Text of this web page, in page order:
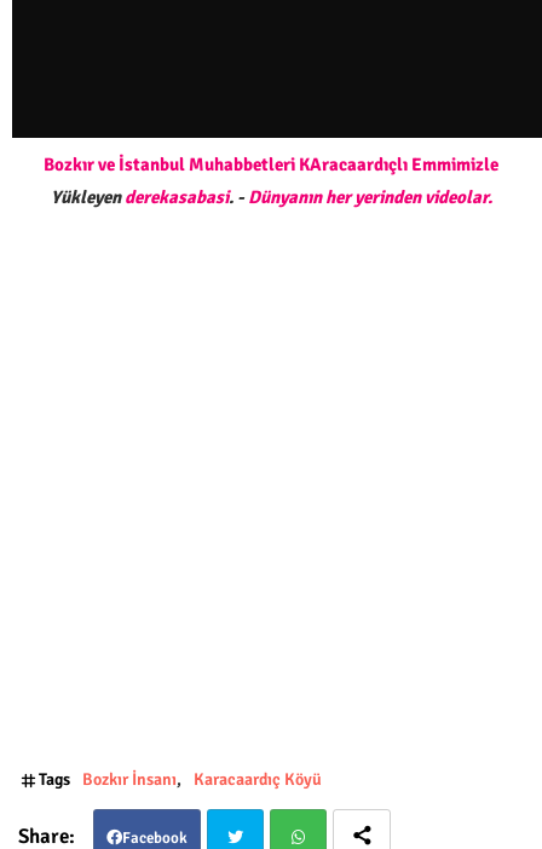
Bozkır ve İstanbul Muhabbetleri KAracaardıçlı Emmimizle
Yükleyenderekasabasi. -Dünyanın her yerinden videolar.
Tags Bozkır İnsanı Karacaardıç Köyü
Facebook